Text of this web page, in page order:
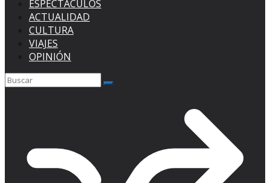
ESPECTÁCULOS
ACTUALIDAD
CULTURA
VIAJES
OPINIÓN